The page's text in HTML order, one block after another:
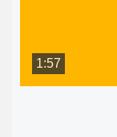
1:57